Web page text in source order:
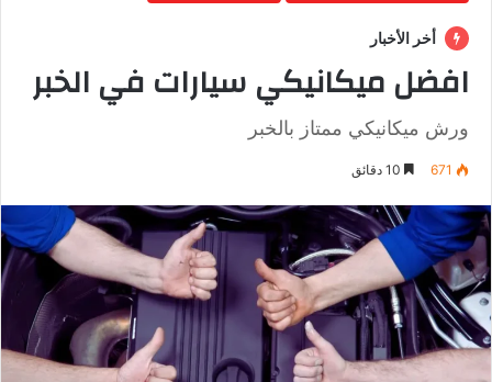
أخر الأخبار
افضل ميكانيكي سيارات في الخبر
ورش ميكانيكي ممتاز بالخبر
671